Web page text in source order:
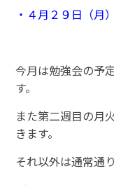
・４月２９日（月
今月は勉強会の予
す。
また第二週目の月
きます。
それ以外は通常通り